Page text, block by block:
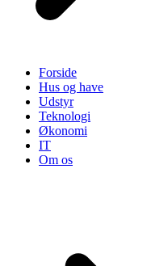
Forside
Hus og have
Udstyr
Teknologi
Økonomi
IT
Om os